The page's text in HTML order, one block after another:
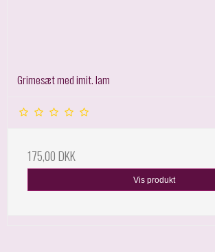
Grimesæt med imit. lam
175,00 DKK
Vis produkt